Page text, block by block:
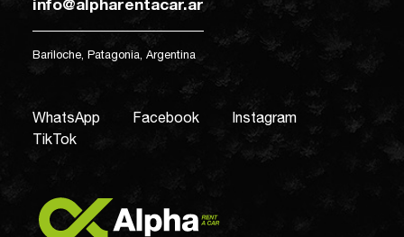
info@alpharentacar.ar
Bariloche, Patagonia, Argentina
WhatsApp Facebook
Instagram
TikTok